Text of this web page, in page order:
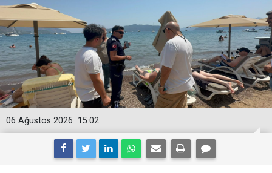
15:02
06 Ağustos 2026